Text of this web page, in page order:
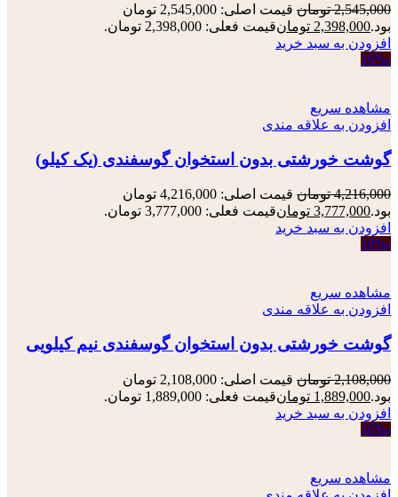
2,545,000 تومان
قیمت اصلی: 2,545,000 تومان
بود.2,398,000 تومانقیمت فعلی: 2,398,000 تومان.
افزودن به سبد خرید
-10%
مشاهده سریع
افزودن به علاقه مندی
گوشت خورشتی بدون استخوان گوسفندی (یک کیلو)
4,216,000 تومان
قیمت اصلی: 4,216,000 تومان
بود.3,777,000 تومانقیمت فعلی: 3,777,000 تومان.
افزودن به سبد خرید
-10%
مشاهده سریع
افزودن به علاقه مندی
گوشت خورشتی بدون استخوان گوسفندی نیم کیلویی
2,108,000 تومان
قیمت اصلی: 2,108,000 تومان
بود.1,889,000 تومانقیمت فعلی: 1,889,000 تومان.
افزودن به سبد خرید
-16%
مشاهده سریع